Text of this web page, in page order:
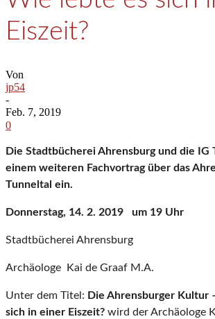
Eiszeit?
Von
jp54
-
Feb. 7, 2019
0
Die Stadtbücherei Ahrensburg und die IG
einem weiteren Fachvortrag über das
Tunneltal ein.
Donnerstag, 14. 2. 2019 um 19
Stadtbücherei Ahrensburg
Archäologe Kai de Graaf M.A.
Unter dem Titel: Die Ahrensburger Kultur
sich in einer Eiszeit? wird der Archäologe